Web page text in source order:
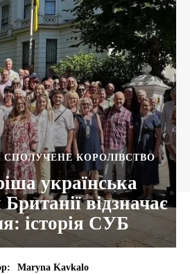
СПОЛУЧЕНЕ КОРОЛІВСТВО
українська
Британії відзначає
історія СУБ
Maryna Kavkalo